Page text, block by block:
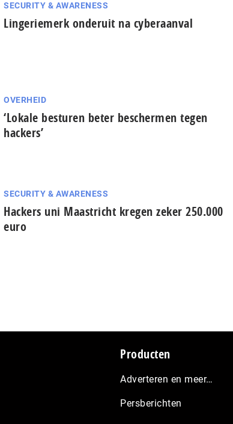
SECURITY & AWARENESS
Lingeriemerk onderuit na cyberaanval
OVERHEID
‘Lokale besturen beter beschermen tegen
hackers’
SECURITY & AWARENESS
Hackers uni Maastricht kregen zeker 250.000
euro
Producten
Adverteren en meer…
Persberichten